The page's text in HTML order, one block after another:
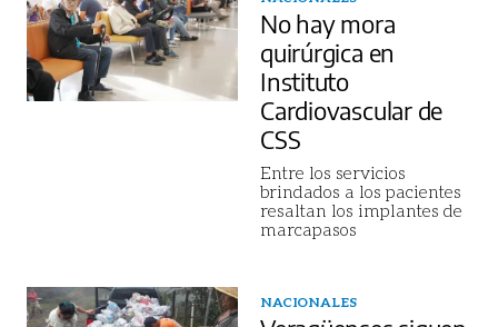
No hay mora
quirúrgica en
Instituto
Cardiovascular de
CSS
Entre los servicios
brindados a los pacientes
resaltan los implantes de
marcapasos
NACIONALES